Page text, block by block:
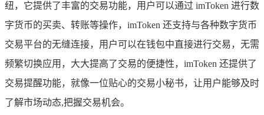
纽，它提供了丰富的交易功能，用户可以通过 imToken 进行数
字货币的买卖、转账等操作，imToken 还支持与各种数字货币
交易平台的无缝连接，用户可以在钱包中直接进行交易，无需
频繁切换应用，大大提高了交易的便捷性，imToken 还提供了
交易提醒功能，就像一位贴心的交易小秘书，让用户能够及时
了解市场动态,把握交易机会。